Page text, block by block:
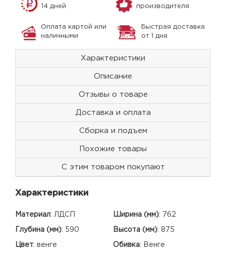
14 дней
производителя
Оплата картой или
наличными
Быстрая доставка
от 1 дня
Характеристики
Описание
Отзывы о товаре
Доставка и оплата
Сборка и подъем
Похожие товары
С этим товаром покупают
Характеристики
Материал: ЛДСП Ширина (мм): 762
Глубина (мм): 590 Высота (мм): 875
Цвет: венге Обивка: Венге